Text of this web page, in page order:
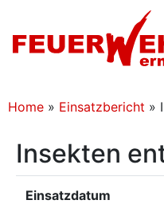
Home » Einsatzbericht »
Insekten
Einsatzdatum